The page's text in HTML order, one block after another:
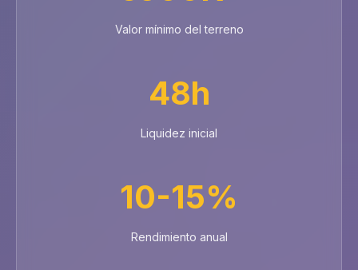
Valor mínimo del terreno
48h
Liquidez inicial
10-15%
Rendimiento anual